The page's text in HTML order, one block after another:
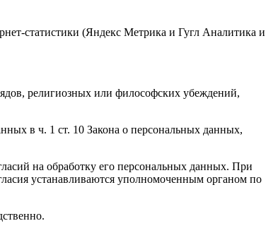
статистики (Яндекс Метрика и Гугл Аналитика и
религиозных или философских убеждений,
в ч. 1 ст. 10 Закона о персональных данных,
на обработку его персональных данных. При
устанавливаются уполномоченным органом по